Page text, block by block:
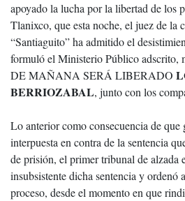
apoyado la lucha por la libertad de los
Tlanixco, que esta noche, el juez de la
“Santiaguito” ha admitido el
formuló el Ministerio Público
DE MAÑANA SERÁ LIBERADO
BERRIOZABAL, junto con los
Lo anterior como consecuencia de que
interpuesta en contra de la sentencia
de prisión, el primer tribunal de alzada
insubsistente dicha sentencia y ordenó
proceso, desde el momento en que